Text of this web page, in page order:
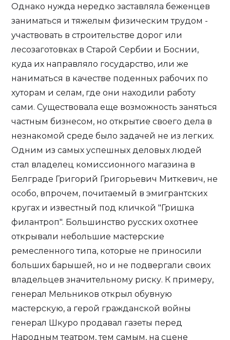
Однако нужда нередко заставляла беженцев
заниматься и тяжелым физическим трудом -
участвовать в строительстве дорог или
лесозаготовках в Старой Сербии и Боснии,
куда их направляло государство, или же
наниматься в качестве поденных рабочих по
хуторам и селам, где они находили работу
сами. Существовала еще возможность заняться
частным бизнесом, но открытие своего дела в
незнакомой среде было задачей не из легких.
Одним из самых успешных деловых людей
стал владелец комиссионного магазина в
Белграде Григорий Григорьевич Миткевич, не
особо, впрочем, почитаемый в эмигрантских
кругах и известный под кличкой "Гришка
филантроп". Большинство русских охотнее
открывали небольшие мастерские
ремесленного типа, которые не приносили
больших барышей, но и не подвергали своих
владельцев значительному риску. К примеру,
генерал Мельников открыл обувную
мастерскую, а герой гражданской войны
генерал Шкуро продавал газеты перед
Народным театром, тем самым, на сцене